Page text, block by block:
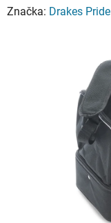
hodnocení
Značka: Drakes Pride